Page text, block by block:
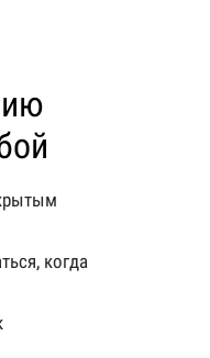
когда